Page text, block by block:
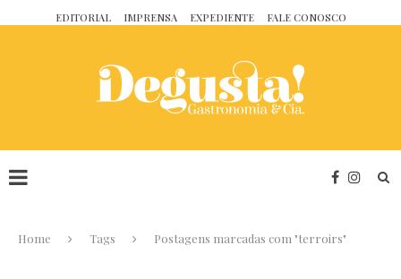
EDITORIAL IMPRENSA EXPEDIENTE FALE CONOSCO
Home Tags Postagens marcadas com "terroirs"